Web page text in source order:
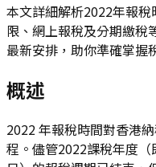
本文詳細解析2022年報
限、網上報稅及分期繳稅
最新安排，助你準確掌握
概述
2022 年報稅時間對香港
程。儘管2022課稅年度